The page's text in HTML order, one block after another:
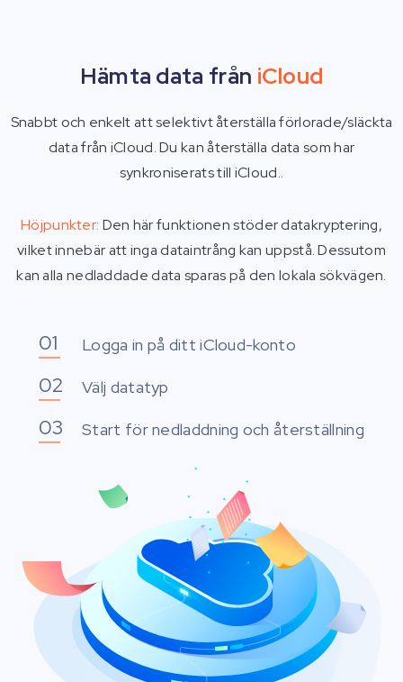
Hämta data från iCloud
Snabbt och enkelt att selektivt återställa förlorade/släckta
data från iCloud. Du kan återställa data som har
synkroniserats till iCloud..
Höjpunkter: Den här funktionen stöder datakryptering,
vilket innebär att inga dataintrång kan uppstå. Dessutom
kan alla nedladdade data sparas på den lokala sökvägen.
Logga in på ditt iCloud-konto
Välj datatyp
Start för nedladdning och återställning